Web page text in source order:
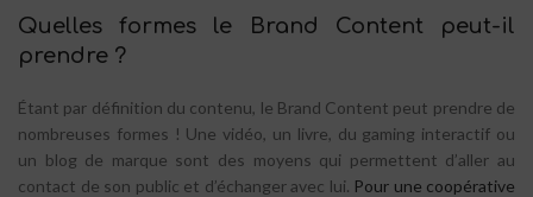
Quelles formes le Brand Content peut-il
prendre ?
Étant par définition du contenu, le Brand Content peut prendre de
nombreuses formes ! Une vidéo, un livre, du gaming interactif ou
un blog de marque sont des moyens qui permettent d’aller au
contact de son public et d’échanger avec lui. Pour une coopérative